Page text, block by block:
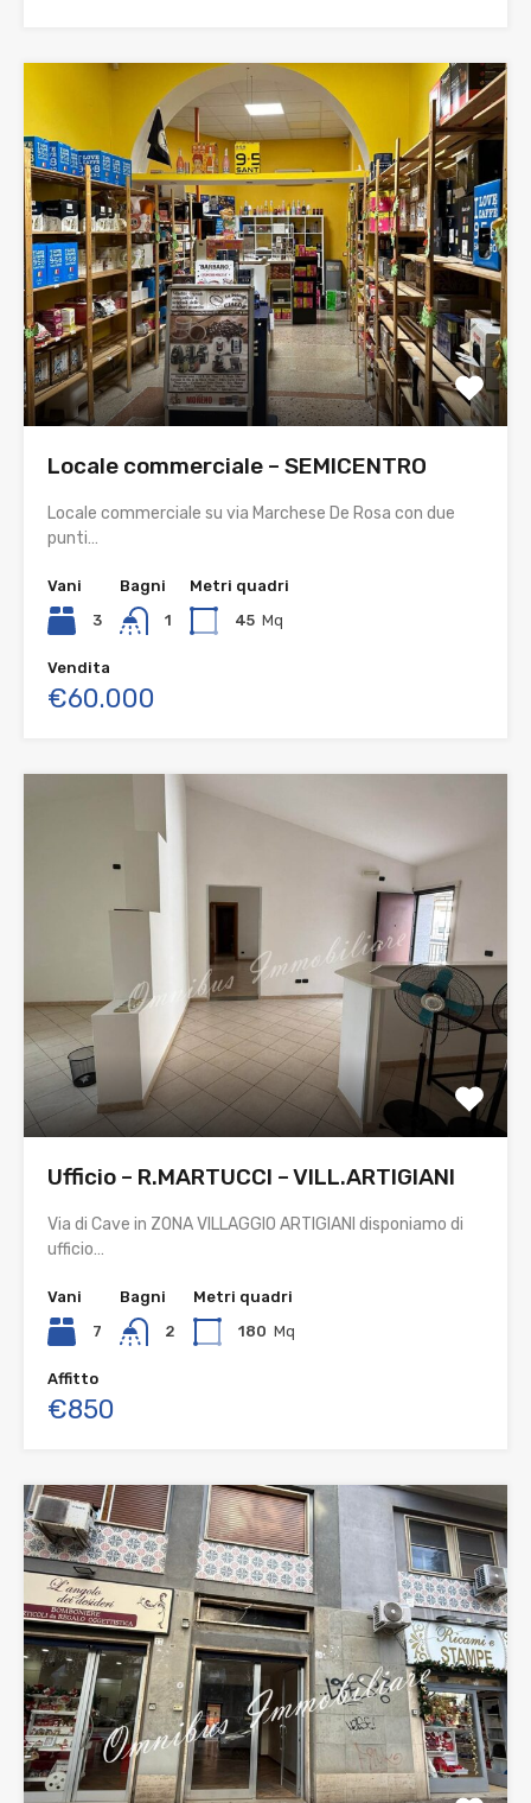
Locale commerciale – SEMICENTRO
Locale commerciale su via Marchese De Rosa con due
punti…
Vani
3
Bagni
1
Metri quadri
45 Mq
Vendita
€60.000
Ufficio – R.MARTUCCI – VILL.ARTIGIANI
Via di Cave in ZONA VILLAGGIO ARTIGIANI disponiamo di
ufficio…
Vani
7
Bagni
2
Metri quadri
180 Mq
Affitto
€850